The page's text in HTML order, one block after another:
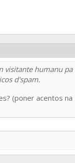
visitante humanu pa
d'spam.
(poner acentos na